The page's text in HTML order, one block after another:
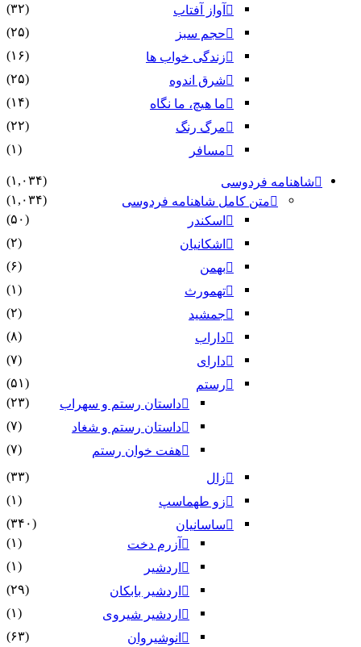
آواز آفتاب
(۳۲)
حجم سبز
(۲۵)
زندگی خواب ها
(۱۶)
شرق اندوه
(۲۵)
ما هیچ، ما نگاه
(۱۴)
مرگ رنگ
(۲۲)
مسافر
(۱)
شاهنامه فردوسی
(۱,۰۳۴)
متن کامل شاهنامه فردوسی
(۱,۰۳۴)
اسکندر
(۵۰)
اشکانیان
(۲)
بهمن
(۶)
تهمورث
(۱)
جمشید
(۲)
داراب
(۸)
دارای
(۷)
رستم
(۵۱)
داستان رستم و سهراب
(۲۳)
داستان رستم و شغاد
(۷)
هفت خوان رستم‏
(۷)
زال
(۳۳)
زو طهماسپ‏
(۱)
ساسانیان
(۳۴۰)
آزرم دخت
(۱)
اردشیر
(۱)
اردشیر بابکان
(۲۹)
اردشیر شیروی
(۱)
انوشیروان
(۶۳)